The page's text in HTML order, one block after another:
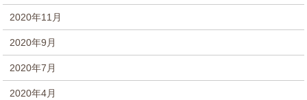
2020年11月
2020年9月
2020年7月
2020年4月